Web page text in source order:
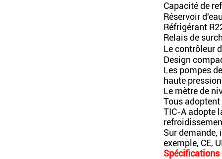
Capacité de
Réservoir
Réfrigérant
Relais de
Le contrôleur
Design
Les pompes
haute
Le mètre de
Tous adoptent
TIC-A adopte
Sur
exemple, CE,
Spécifications